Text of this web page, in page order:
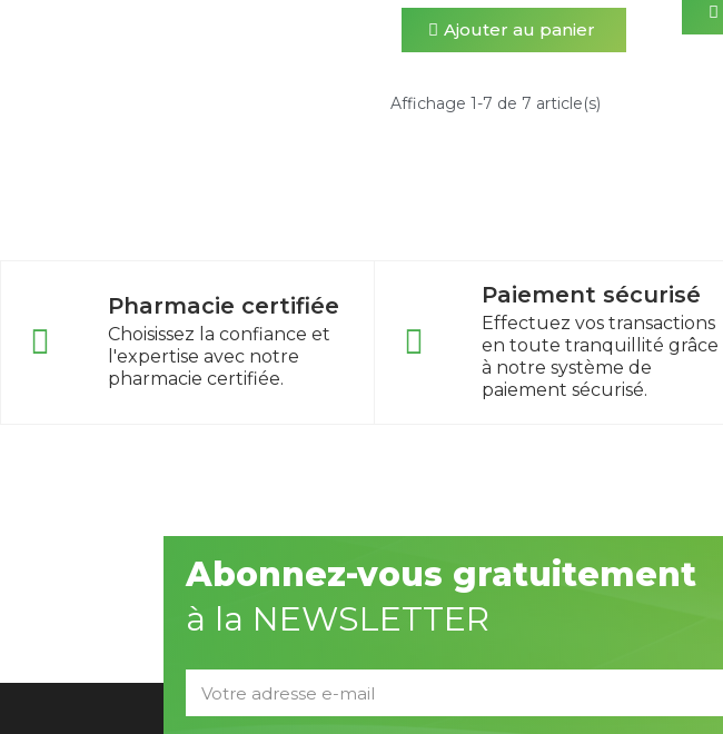
Ajouter au panier
Affichage 1-7 de 7 article(s)
Pharmacie certifiée
Choisissez la confiance et
l'expertise avec notre
pharmacie certifiée.
Paiement sécurisé
Effectuez vos transactions
en toute tranquillité grâce
à notre système de
paiement sécurisé.
Abonnez-vous gratuitement
à la NEWSLETTER